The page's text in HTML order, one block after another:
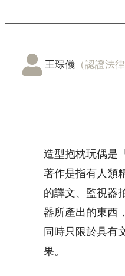
王琮儀 （認證法律
造型抱枕玩偶是
著作是指有人類
的譯文、監視器
器所產出的東西
同時只限於具有
果。